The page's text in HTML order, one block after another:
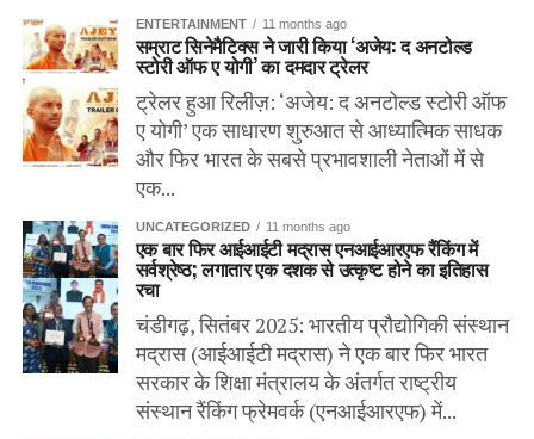
ENTERTAINMENT 11 months ago
सम्राट सिनेमैटिक्स ने जारी किया ‘अजेय: द अनटोल्ड
स्टोरी ऑफ ए योगी’ का दमदार ट्रेलर
ट्रेलर हुआ रिलीज़: ‘अजेय: द अनटोल्ड स्टोरी ऑफ
ए योगी’ एक साधारण शुरुआत से आध्यात्मिक साधक
और फिर भारत के सबसे प्रभावशाली नेताओं में से
एक...
UNCATEGORIZED 11 months ago
एक बार फिर आईआईटी मद्रास एनआईआरएफ रैंकिंग में
सर्वश्रेष्ठ; लगातार एक दशक से उत्कृष्ट होने का इतिहास
रचा
चंडीगढ़, सितंबर 2025: भारतीय प्रौद्योगिकी संस्थान
मद्रास (आईआईटी मद्रास) ने एक बार फिर भारत
सरकार के शिक्षा मंत्रालय के अंतर्गत राष्ट्रीय
संस्थान रैंकिंग फ्रेमवर्क (एनआईआरएफ) में...